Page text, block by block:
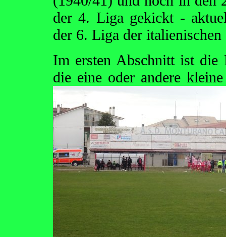
der 4. Liga gekickt -
der 6. Liga der
Im ersten Abschnitt ist die
die eine oder andere